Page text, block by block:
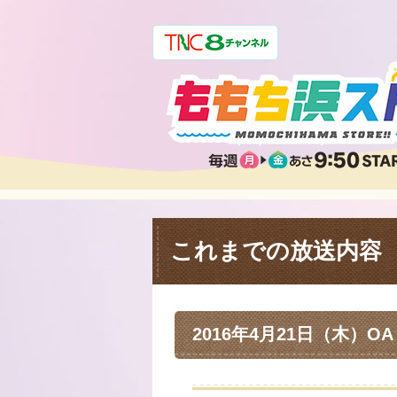
これまでの放送内容
2016年4月21日（木）OA